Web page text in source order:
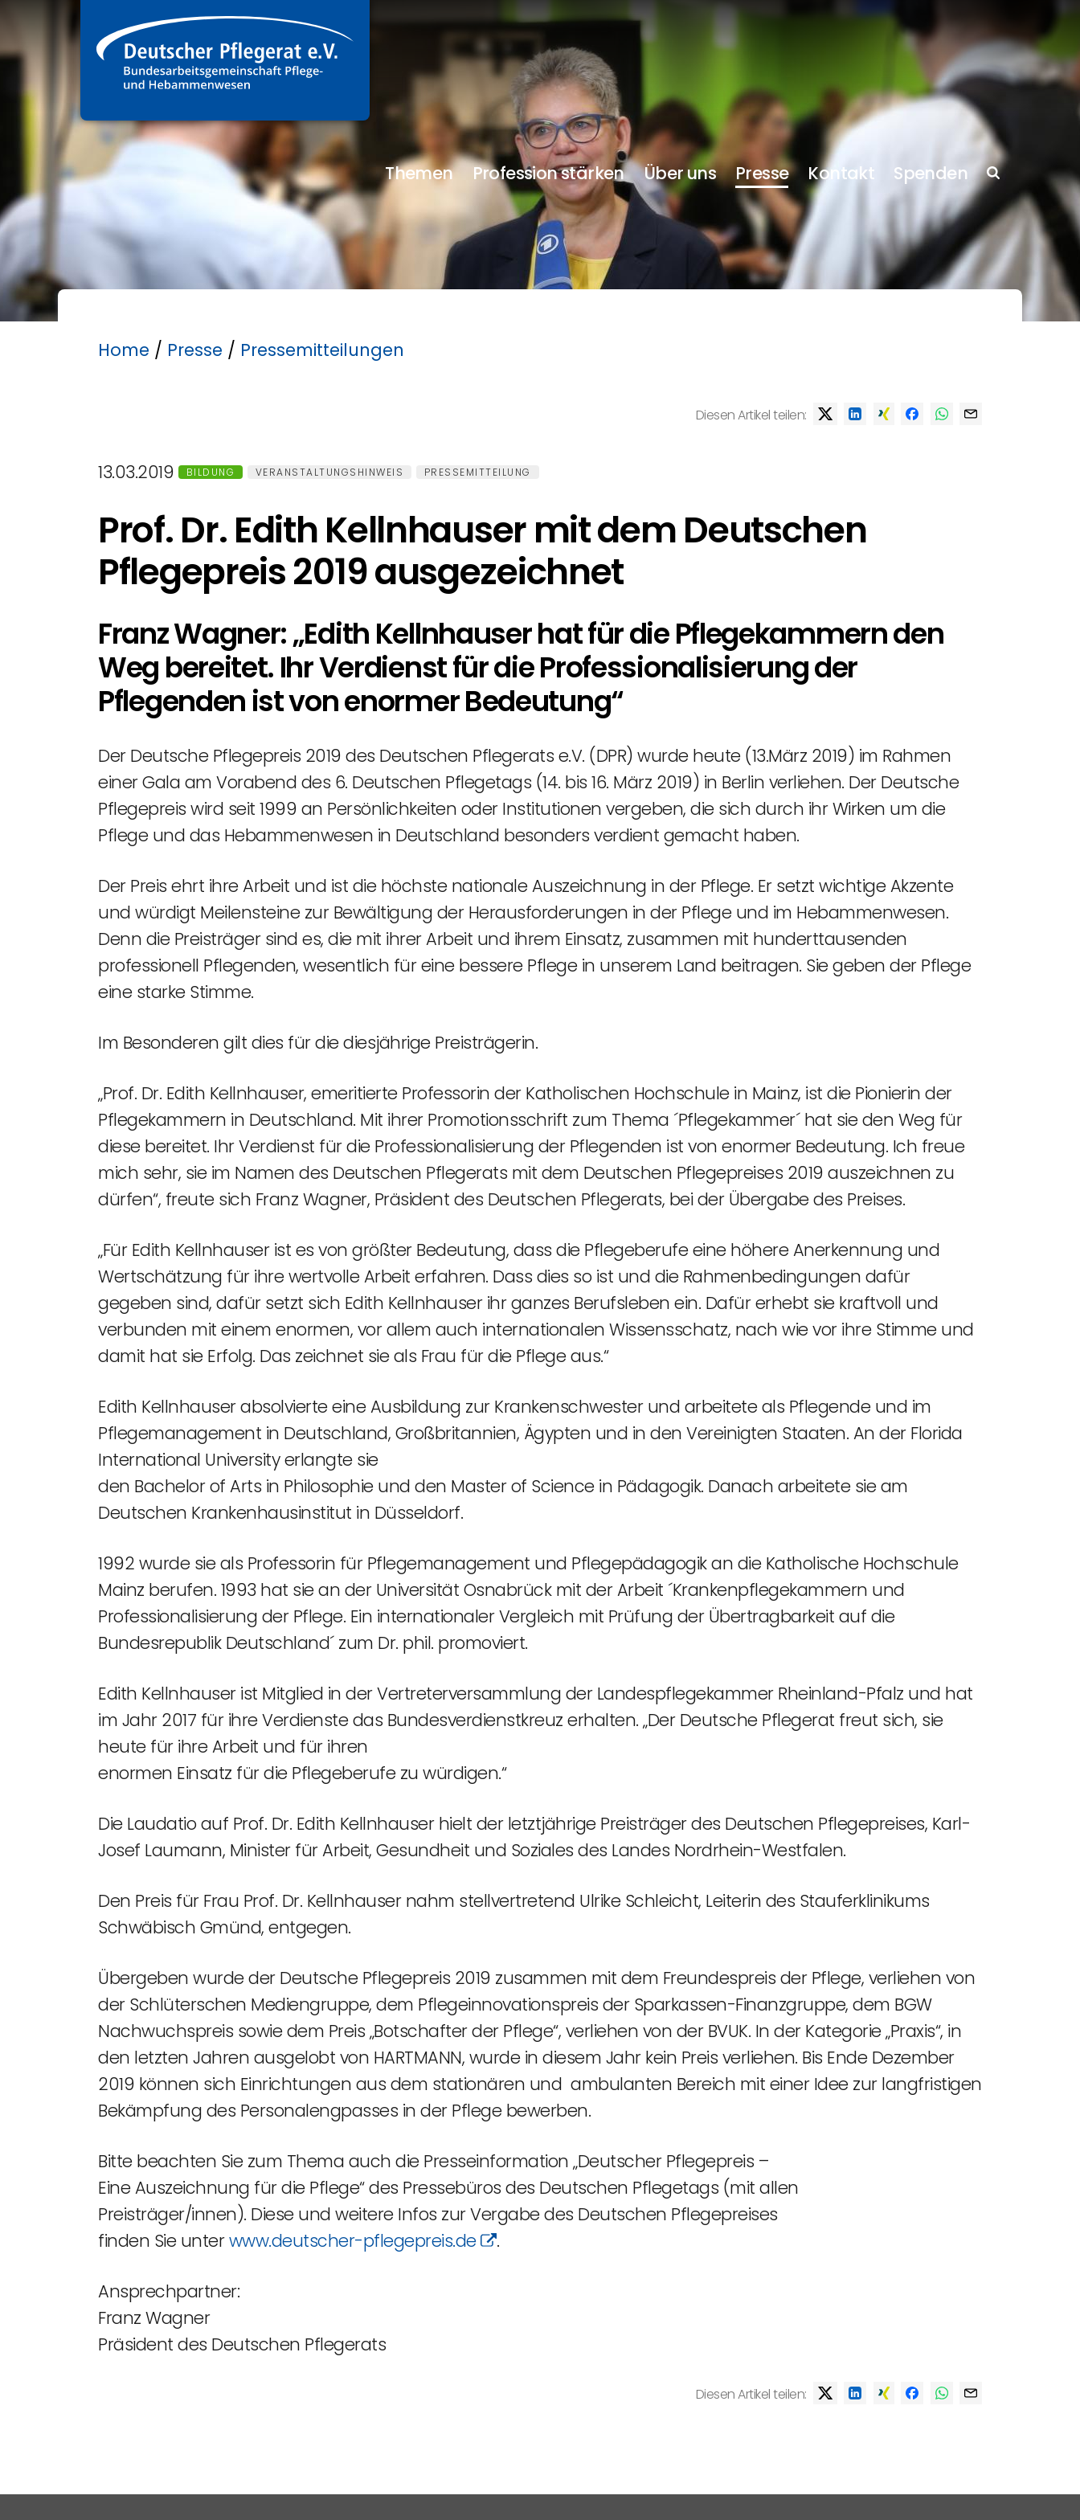
Themen Profession stärken Über uns Presse Kontakt Spenden
Home / Presse / Pressemitteilungen
Diesen Artikel teilen:
13.03.2019 BILDUNG VERANSTALTUNGSHINWEIS PRESSEMITTEILUNG
Prof. Dr. Edith Kellnhauser mit dem Deutschen
Pflegepreis 2019 ausgezeichnet
Franz Wagner: „Edith Kellnhauser hat für die Pflegekammern den
Weg bereitet. Ihr Verdienst für die Professionalisierung der
Pflegenden ist von enormer Bedeutung“
Der Deutsche Pflegepreis 2019 des Deutschen Pflegerats e.V. (DPR) wurde heute (13.März 2019) im Rahmen
einer Gala am Vorabend des 6. Deutschen Pflegetags (14. bis 16. März 2019) in Berlin verliehen. Der Deutsche
Pflegepreis wird seit 1999 an Persönlichkeiten oder Institutionen vergeben, die sich durch ihr Wirken um die
Pflege und das Hebammenwesen in Deutschland besonders verdient gemacht haben.
Der Preis ehrt ihre Arbeit und ist die höchste nationale Auszeichnung in der Pflege. Er setzt wichtige Akzente
und würdigt Meilensteine zur Bewältigung der Herausforderungen in der Pflege und im Hebammenwesen.
Denn die Preisträger sind es, die mit ihrer Arbeit und ihrem Einsatz, zusammen mit hunderttausenden
professionell Pflegenden, wesentlich für eine bessere Pflege in unserem Land beitragen. Sie geben der Pflege
eine starke Stimme.
Im Besonderen gilt dies für die diesjährige Preisträgerin.
„Prof. Dr. Edith Kellnhauser, emeritierte Professorin der Katholischen Hochschule in Mainz, ist die Pionierin der
Pflegekammern in Deutschland. Mit ihrer Promotionsschrift zum Thema ´Pflegekammer´ hat sie den Weg für
diese bereitet. Ihr Verdienst für die Professionalisierung der Pflegenden ist von enormer Bedeutung. Ich freue
mich sehr, sie im Namen des Deutschen Pflegerats mit dem Deutschen Pflegepreises 2019 auszeichnen zu
dürfen“, freute sich Franz Wagner, Präsident des Deutschen Pflegerats, bei der Übergabe des Preises.
„Für Edith Kellnhauser ist es von größter Bedeutung, dass die Pflegeberufe eine höhere Anerkennung und
Wertschätzung für ihre wertvolle Arbeit erfahren. Dass dies so ist und die Rahmenbedingungen dafür
gegeben sind, dafür setzt sich Edith Kellnhauser ihr ganzes Berufsleben ein. Dafür erhebt sie kraftvoll und
verbunden mit einem enormen, vor allem auch internationalen Wissensschatz, nach wie vor ihre Stimme und
damit hat sie Erfolg. Das zeichnet sie als Frau für die Pflege aus.“
Edith Kellnhauser absolvierte eine Ausbildung zur Krankenschwester und arbeitete als Pflegende und im
Pflegemanagement in Deutschland, Großbritannien, Ägypten und in den Vereinigten Staaten. An der Florida
International University erlangte sie
den Bachelor of Arts in Philosophie und den Master of Science in Pädagogik. Danach arbeitete sie am
Deutschen Krankenhausinstitut in Düsseldorf.
1992 wurde sie als Professorin für Pflegemanagement und Pflegepädagogik an die Katholische Hochschule
Mainz berufen. 1993 hat sie an der Universität Osnabrück mit der Arbeit ´Krankenpflegekammern und
Professionalisierung der Pflege. Ein internationaler Vergleich mit Prüfung der Übertragbarkeit auf die
Bundesrepublik Deutschland´ zum Dr. phil. promoviert.
Edith Kellnhauser ist Mitglied in der Vertreterversammlung der Landespflegekammer Rheinland-Pfalz und hat
im Jahr 2017 für ihre Verdienste das Bundesverdienstkreuz erhalten. „Der Deutsche Pflegerat freut sich, sie
heute für ihre Arbeit und für ihren
enormen Einsatz für die Pflegeberufe zu würdigen.“
Die Laudatio auf Prof. Dr. Edith Kellnhauser hielt der letztjährige Preisträger des Deutschen Pflegepreises, Karl-
Josef Laumann, Minister für Arbeit, Gesundheit und Soziales des Landes Nordrhein-Westfalen.
Den Preis für Frau Prof. Dr. Kellnhauser nahm stellvertretend Ulrike Schleicht, Leiterin des Stauferklinikums
Schwäbisch Gmünd, entgegen.
Übergeben wurde der Deutsche Pflegepreis 2019 zusammen mit dem Freundespreis der Pflege, verliehen von
der Schlüterschen Mediengruppe, dem Pflegeinnovationspreis der Sparkassen-Finanzgruppe, dem BGW
Nachwuchspreis sowie dem Preis „Botschafter der Pflege“, verliehen von der BVUK. In der Kategorie „Praxis“, in
den letzten Jahren ausgelobt von HARTMANN, wurde in diesem Jahr kein Preis verliehen. Bis Ende Dezember
2019 können sich Einrichtungen aus dem stationären und ambulanten Bereich mit einer Idee zur langfristigen
Bekämpfung des Personalengpasses in der Pflege bewerben.
Bitte beachten Sie zum Thema auch die Presseinformation „Deutscher Pflegepreis –
Eine Auszeichnung für die Pflege“ des Pressebüros des Deutschen Pflegetags (mit allen
Preisträger/innen). Diese und weitere Infos zur Vergabe des Deutschen Pflegepreises
finden Sie unterwww.deutscher-pflegepreis.de .
Ansprechpartner:
Franz Wagner
Präsident des Deutschen Pflegerats
Diesen Artikel teilen: